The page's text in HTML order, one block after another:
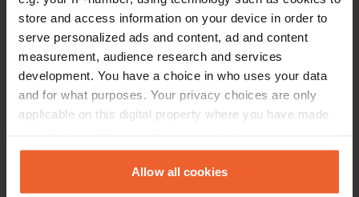
store and access information on your device in order to
serve personalized ads and content, ad and content
measurement, audience research and services
development. You have a choice in who uses your data
and for what purposes. Your privacy choices are only
applicable on this digital property where you have made
any time from the Cookie Declaration or by clicking on
the Privacy trigger icon.Allow all cookies
Contact
Fernhill Holiday Complex
DT6 6BX, Wootton Fitzpaine, Royaume-Uni